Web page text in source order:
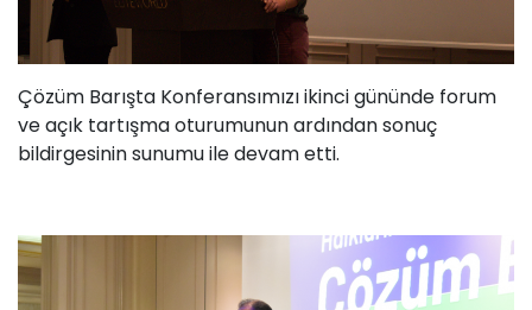
Çözüm Barışta Konferansımızı ikinci gününde forum
ve açık tartışma oturumunun ardından sonuç
bildirgesinin sunumu ile devam etti.